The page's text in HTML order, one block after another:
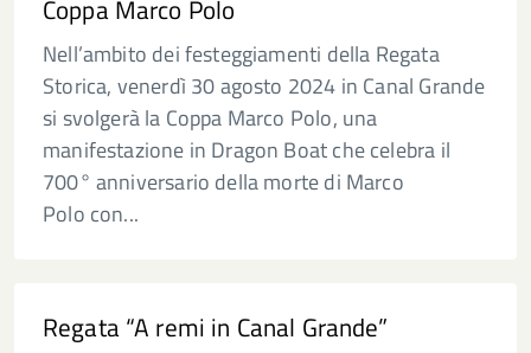
Coppa Marco Polo
Nell’ambito dei festeggiamenti della Regata
Storica, venerdì 30 agosto 2024 in Canal Grande
si svolgerà la Coppa Marco Polo, una
manifestazione in Dragon Boat che celebra il
700° anniversario della morte di Marco
Polo con...
Regata “A remi in Canal Grande”